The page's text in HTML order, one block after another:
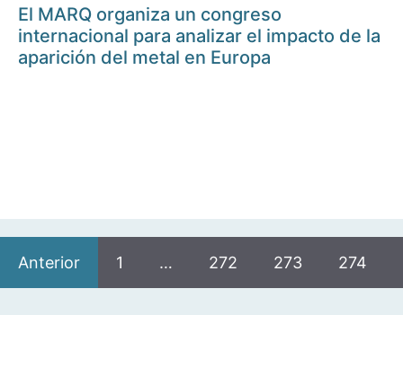
El MARQ organiza un congreso
internacional para analizar el impacto de la
aparición del metal en Europa
Anterior 1 … 272 273 274